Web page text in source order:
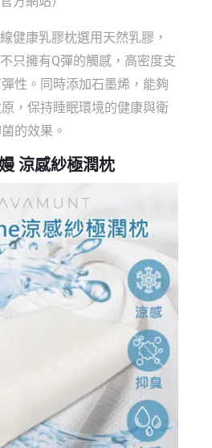
健康乳膠枕選用天然乳膠，
只擁有Q彈的觸感，高密度支
性。同時添加石墨烯，能夠
，保持睡眠環境的健康與衛
的效果。
涼感紗極潤枕